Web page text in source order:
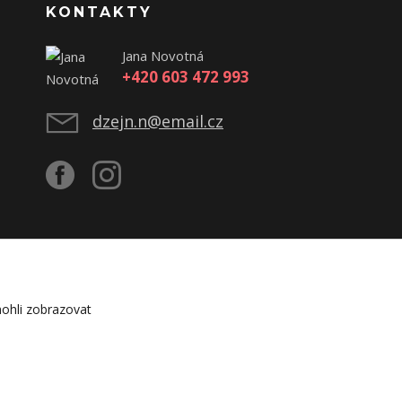
KONTAKTY
Jana Novotná
+420 603 472 993
dzejn.n@email.cz
zobrazovat